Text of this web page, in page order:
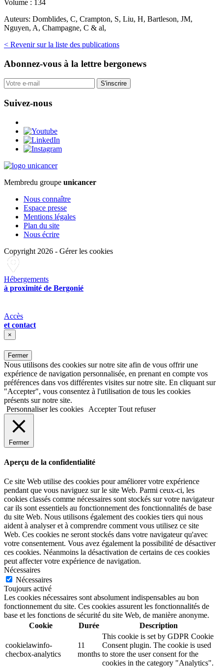
Volume : 134
Auteurs: Domblides, C, Crampton, S, Liu, H, Bartleson, JM,
Nguyen, A, Champagne, C & al,
< Revenir sur la liste des publications
Abonnez-vous à la lettre bergonews
S'inscrire
Suivez-nous
Membredu groupe unicancer
Nous connaître
Espace presse
Mentions légales
Plan du site
Nous écrire
Copyright 2026 - Gérer les cookies
Hébergements
à proximité de Bergonié
Accès
et contact
×
Fermer
Nous utilisons des cookies sur notre site afin de vous offrir une
expérience de navigation personnalisée, en prenant en compte vos
préférences dans vos différentes visites sur notre site. En cliquant sur
"Accepter", vous consentez à l'utilisation de tous les cookies
présents sur notre site.
Personnaliser les cookies
Accepter Tout refuser
Fermer
Aperçu de la confidentialité
Ce site Web utilise des cookies pour améliorer votre expérience
pendant que vous naviguez sur le site Web. Parmi ceux-ci, les
cookies classés comme nécessaires sont stockés sur votre navigateur
car ils sont essentiels au fonctionnement des fonctionnalités de base
du site Web. Nous utilisons également des cookies tiers qui nous
aident à analyser et à comprendre comment vous utilisez ce site
Web. Ces cookies ne seront stockés dans votre navigateur qu'avec
votre consentement. Vous avez également la possibilité de désactiver
ces cookies. Néanmoins la désactivation de certains de ces cookies
peut affecter votre expérience de navigation.
Nécessaires
Nécessaires
Toujours activé
Les cookies nécessaires sont absolument indispensables au bon
fonctionnement du site. Ces cookies assurent les fonctionnalités de
base et les fonctions de sécurité du site Web, de manière anonyme.
Cookie
Durée Description
cookielawinfo-
checbox-analytics
11
months
This cookie is set by GDPR Cookie
Consent plugin. The cookie is used
to store the user consent for the
cookies in the category "Analytics".